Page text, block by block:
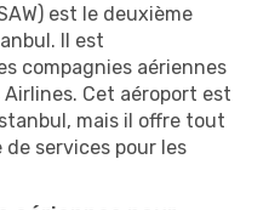
est le deuxième
Il est
compagnies aériennes
Airlines. Cet aéroport est
mais il offre tout
services pour les